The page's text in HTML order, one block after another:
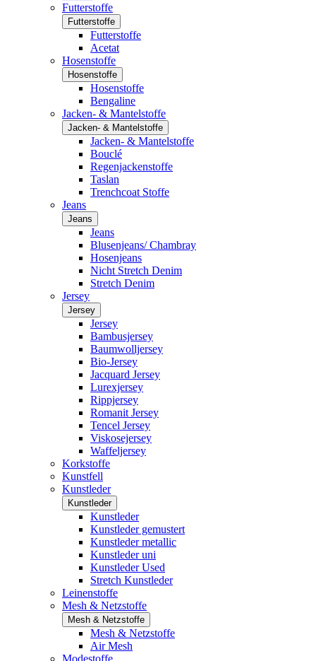
Futterstoffe
Futterstoffe
Futterstoffe
Acetat
Hosenstoffe
Hosenstoffe
Hosenstoffe
Bengaline
Jacken- & Mantelstoffe
Jacken- & Mantelstoffe
Jacken- & Mantelstoffe
Bouclé
Regenjackenstoffe
Taslan
Trenchcoat Stoffe
Jeans
Jeans
Jeans
Blusenjeans/ Chambray
Hosenjeans
Nicht Stretch Denim
Stretch Denim
Jersey
Jersey
Jersey
Bambusjersey
Baumwolljersey
Bio-Jersey
Jacquard Jersey
Lurexjersey
Rippjersey
Romanit Jersey
Tencel Jersey
Viskosejersey
Waffeljersey
Korkstoffe
Kunstfell
Kunstleder
Kunstleder
Kunstleder
Kunstleder gemustert
Kunstleder metallic
Kunstleder uni
Kunstleder Used
Stretch Kunstleder
Leinenstoffe
Mesh & Netzstoffe
Mesh & Netzstoffe
Mesh & Netzstoffe
Air Mesh
Modestoffe